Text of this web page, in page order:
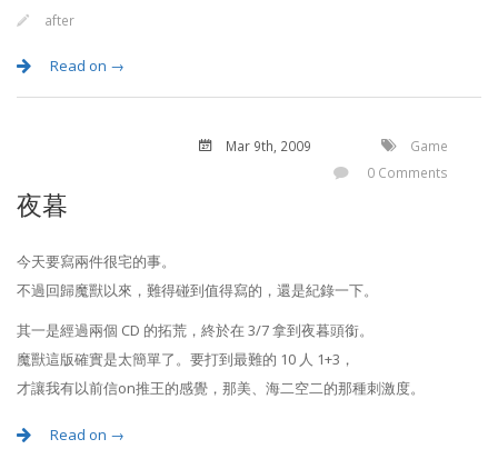
after
Read on →
Mar 9th , 2009
Game
0 Comments
夜暮
今天要寫兩件很宅的事。
不過回歸魔獸以來，難得碰到值得寫的，還是紀錄一下。
其一是經過兩個 CD 的拓荒，終於在 3/7 拿到夜暮頭銜。
魔獸這版確實是太簡單了。要打到最難的 10 人 1+3，
才讓我有以前信on推王的感覺，那美、海二空二的那種刺激度。
Read on →